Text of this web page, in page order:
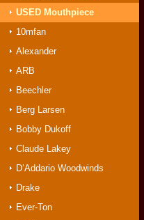
USED Mouthpiece
10mfan
Alexander
ARB
Beechler
Berg Larsen
Bobby Dukoff
Claude Lakey
D’Addario Woodwinds
Drake
Ever-Ton